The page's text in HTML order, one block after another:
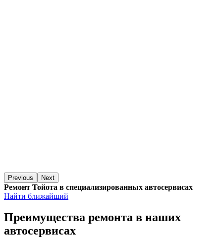
Previous Next
Ремонт Тойота в специализированных автосервисах
Найти ближайший
Преимущества ремонта в наших
автосервисах